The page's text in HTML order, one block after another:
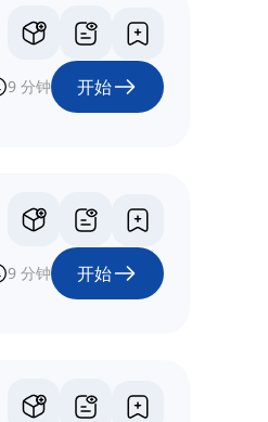
9 分钟 开始
9 分钟 开始